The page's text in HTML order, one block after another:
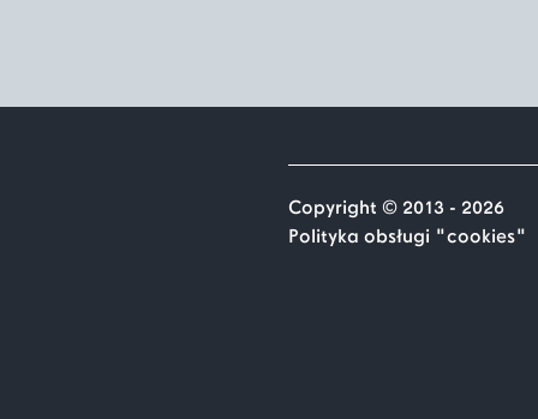
Copyright © 2013 - 2026
Polityka obsługi "cookies"